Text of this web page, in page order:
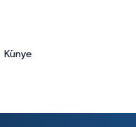
Künye